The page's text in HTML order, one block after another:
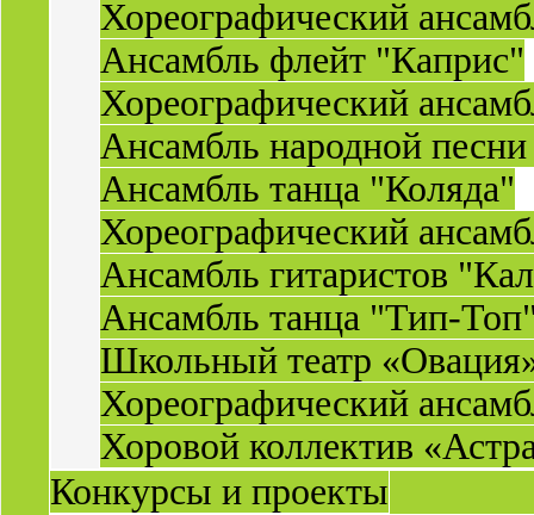
Хореографический
Ансамбль флейт "Каприс"
Хореографический
Ансамбль народной
Ансамбль танца "Коляда"
Хореографический
Ансамбль гитаристов
Ансамбль танца "Тип-
Школьный театр
Хореографический
Хоровой коллектив
Конкурсы и проекты